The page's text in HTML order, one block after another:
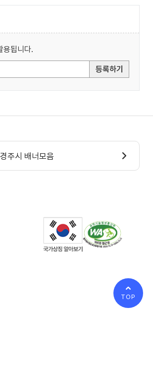
용됩니다.
등록하기
경주시 배너모음
TOP